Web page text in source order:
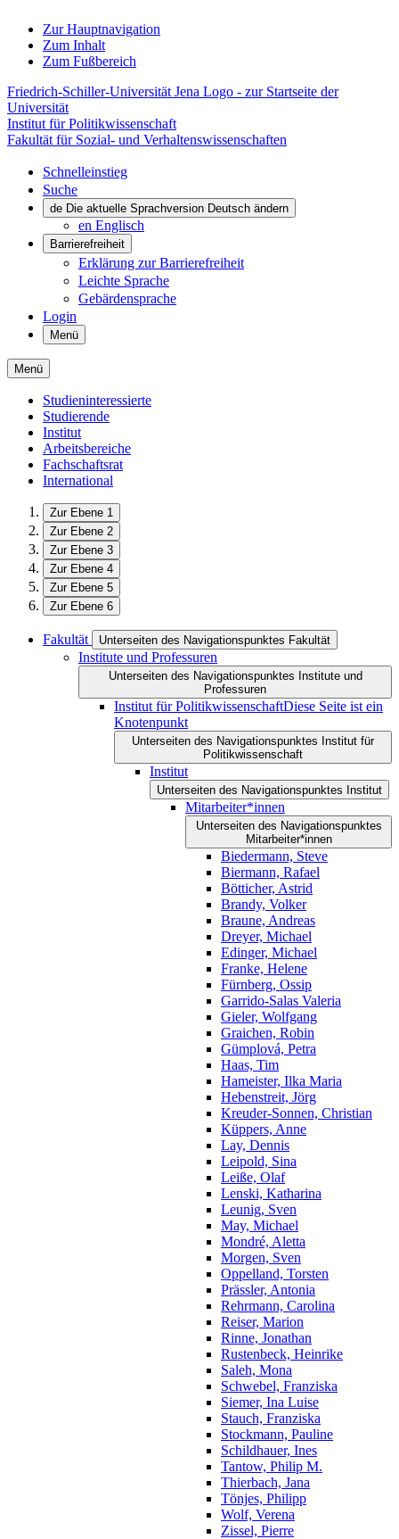
Zur Hauptnavigation
Zum Inhalt
Zum Fußbereich
Friedrich-Schiller-Universität Jena Logo - zur Startseite der
Universität
Institut für Politikwissenschaft
Fakultät für Sozial- und Verhaltenswissenschaften
Schnelleinstieg
Suche
de Die aktuelle Sprachversion Deutsch ändern
en Englisch
Barrierefreiheit
Erklärung zur Barrierefreiheit
Leichte Sprache
Gebärdensprache
Login
Menü
Menü
Studieninteressierte
Studierende
Institut
Arbeitsbereiche
Fachschaftsrat
International
Zur Ebene 1
Zur Ebene 2
Zur Ebene 3
Zur Ebene 4
Zur Ebene 5
Zur Ebene 6
Fakultät Unterseiten des Navigationspunktes Fakultät
Institute und Professuren
Unterseiten des Navigationspunktes Institute und
Professuren
Institut für PolitikwissenschaftDiese Seite ist ein
Knotenpunkt
Unterseiten des Navigationspunktes Institut für
Politikwissenschaft
Institut
Unterseiten des Navigationspunktes Institut
Mitarbeiter*innen
Unterseiten des Navigationspunktes
Mitarbeiter*innen
Biedermann, Steve
Biermann, Rafael
Bötticher, Astrid
Brandy, Volker
Braune, Andreas
Dreyer, Michael
Edinger, Michael
Franke, Helene
Fürnberg, Ossip
Garrido-Salas Valeria
Gieler, Wolfgang
Graichen, Robin
Gümplová, Petra
Haas, Tim
Hameister, Ilka Maria
Hebenstreit, Jörg
Kreuder-Sonnen, Christian
Küppers, Anne
Lay, Dennis
Leipold, Sina
Leiße, Olaf
Lenski, Katharina
Leunig, Sven
May, Michael
Mondré, Aletta
Morgen, Sven
Oppelland, Torsten
Prässler, Antonia
Rehrmann, Carolina
Reiser, Marion
Rinne, Jonathan
Rustenbeck, Heinrike
Saleh, Mona
Schwebel, Franziska
Siemer, Ina Luise
Stauch, Franziska
Stockmann, Pauline
Schildhauer, Ines
Tantow, Philip M.
Thierbach, Jana
Tönjes, Philipp
Wolf, Verena
Zissel, Pierre